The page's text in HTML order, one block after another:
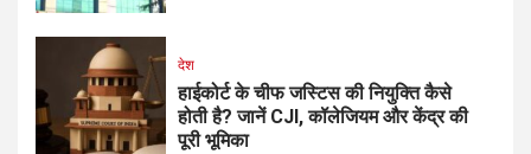
देश
हाईकोर्ट के चीफ जस्टिस की नियुक्ति कैसे
होती है? जानें CJI, कॉलेजियम और केंद्र की
पूरी भूमिका